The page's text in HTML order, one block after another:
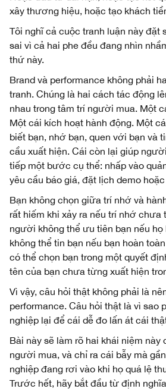
xây thương hiệu, hoặc tạo khách
Tôi nghĩ cả cuộc tranh luận này đặt
sai vì cả hai phe đều đang nhìn
thứ này.
Brand và performance không phải
tranh. Chúng là hai cách tác động
nhau trong tâm trí người mua. Một
Một cái kích hoạt hành động. Một
biết bạn, nhớ bạn, quen với bạn và
cầu xuất hiện. Cái còn lại giúp
tiếp một bước cụ thể: nhấp vào
yêu cầu báo giá, đặt lịch demo
Bạn không chọn giữa trí nhớ và
rất hiếm khi xảy ra nếu trí nhớ
người không thể ưu tiên bạn nếu họ
không thể tin bạn nếu bạn hoàn
có thể chọn bạn trong một quyết
tên của bạn chưa từng xuất hiện
Vì vậy, câu hỏi thật không phải là
performance. Câu hỏi thật là vì sao
nghiệp lại để cái dễ đo lấn át cái
Bài này sẽ làm rõ hai khái niệm này
người mua, và chỉ ra cái bẫy mà
nghiệp đang rơi vào khi họ quá lệ
Trước hết, hãy bắt đầu từ định